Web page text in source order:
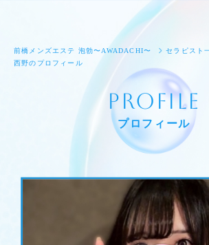
前橋メンズエステ 泡勃〜AWADACHI〜
セラピスト
西野のプロフィール
Profile
プロフィール